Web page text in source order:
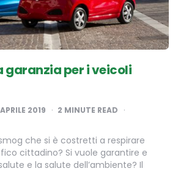
garanzia per i veicoli
2019 2 MINUTE READ
che si è costretti a respirare
cittadino? Si vuole garantire e
e la salute dell’ambiente? Il